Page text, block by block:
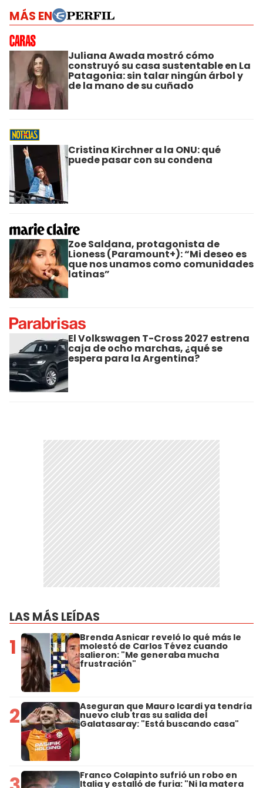
MÁS EN
Juliana Awada mostró cómo
construyó su casa sustentable en La
Patagonia: sin talar ningún árbol y
de la mano de su cuñado
Cristina Kirchner a la ONU: qué
puede pasar con su condena
Zoe Saldana, protagonista de
Lioness (Paramount+): “Mi deseo es
que nos unamos como comunidades
latinas”
El Volkswagen T-Cross 2027 estrena
caja de ocho marchas, ¿qué se
espera para la Argentina?
LAS MÁS LEÍDAS
1 Brenda Asnicar reveló lo qué más le
molestó de Carlos Tévez cuando
salieron: "Me generaba mucha
frustración"
2 Aseguran que Mauro Icardi ya tendría
nuevo club tras su salida del
Galatasaray: "Está buscando casa"
Franco Colapinto sufrió un robo en
Italia y estalló de furia: "Ni la matera